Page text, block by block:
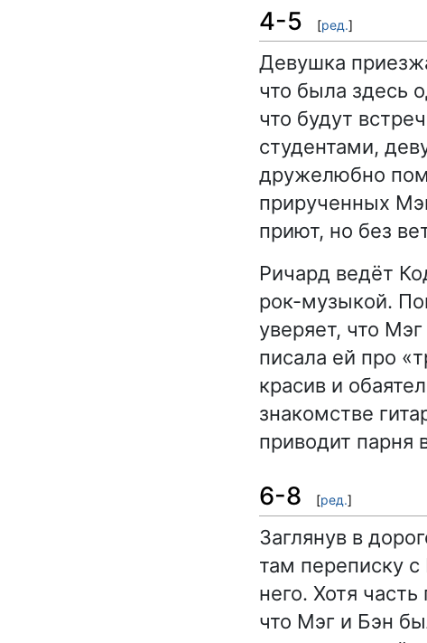
4-5 [ред.]
Девушка
что была здесь
что будут
студентами,
дружелюбно
прирученных
приют, но без
Ричард ведёт
рок-музыкой.
уверяет, что
писала ей про
красив и
знакомстве
приводит парня
6-8 [ред.]
Заглянув в
там переписку
него. Хотя
что Мэг и Бэн